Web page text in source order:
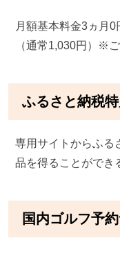
月額基本料金3ヵ月0
（通常1,030円）※
ふるさと納税
専用サイトからふる
品を得ることができ
国内ゴルフ予